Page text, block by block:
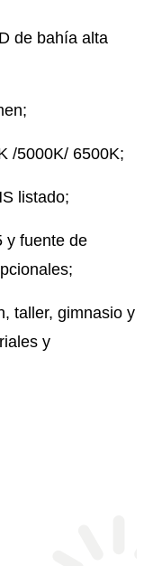
de bahía alta
/5000K/ 6500K;
listado;
y fuente de
taller, gimnasio y
y